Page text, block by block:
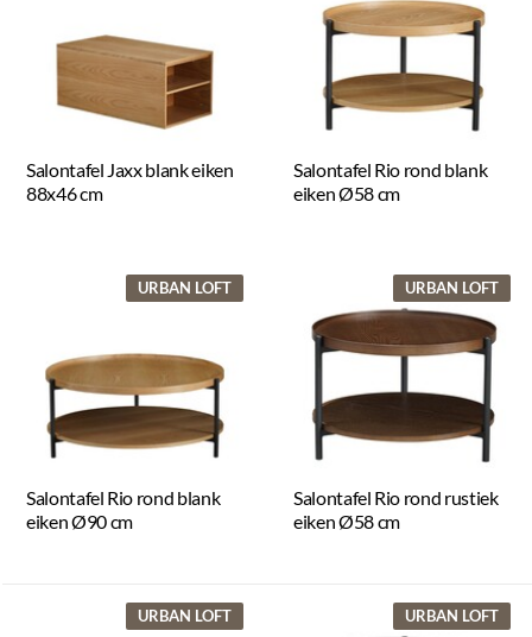
Salontafel Jaxx blank eiken
88x46 cm
Salontafel Rio rond blank
eiken Ø58 cm
Salontafel Rio rond blank
eiken Ø90 cm
URBAN LOFT
Salontafel Rio rond rustiek
eiken Ø58 cm
URBAN LOFT
URBAN LOFT URBAN LOFT